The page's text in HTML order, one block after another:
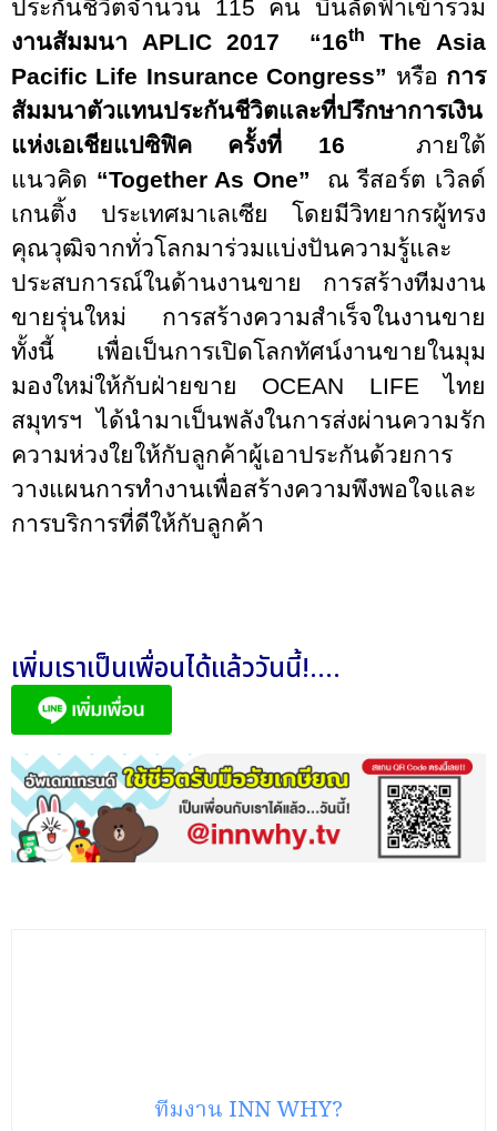
ประกันชีวิตจำนวน 115 คน บินลัดฟ้าเข้าร่วม
งานสัมมนา APLIC 2017 “16th The Asia
Pacific Life Insurance Congress” หรือ การ
สัมมนาตัวแทนประกันชีวิตและที่ปรึกษาการเงิน
แห่งเอเชียแปซิฟิค ครั้งที่ 16
ภายใต้
แนวคิด “Together As One”
ณ รีสอร์ต เวิลด์
เกนติ้ง
ประเทศมาเลเซีย โดยมีวิทยากรผู้ทรง
คุณวุฒิจากทั่วโลกมาร่วมแบ่งปันความรู้และ
ประสบการณ์ในด้านงานขาย การสร้างทีมงาน
ขายรุ่นใหม่ การสร้างความสำเร็จในงานขาย
ทั้งนี้ เพื่อเป็นการเปิดโลกทัศน์งานขายในมุม
มองใหม่ให้กับฝ่ายขาย OCEAN LIFEไทย
สมุทรฯ ได้นำมาเป็นพลังในการส่งผ่านความรัก
ความห่วงใยให้กับลูกค้าผู้เอาประกันด้วยการ
วางแผนการทำงานเพื่อสร้างความพึงพอใจและ
การบริการที่ดีให้กับลูกค้า
เพิ่มเราเป็นเพื่อนได้แล้ววันนี้!....
ทีมงาน INN WHY?